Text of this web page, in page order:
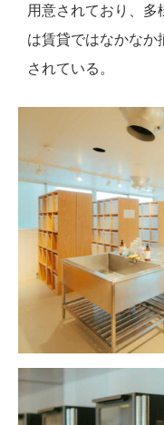
用意されており、多
は賃貸ではなかな
されている。